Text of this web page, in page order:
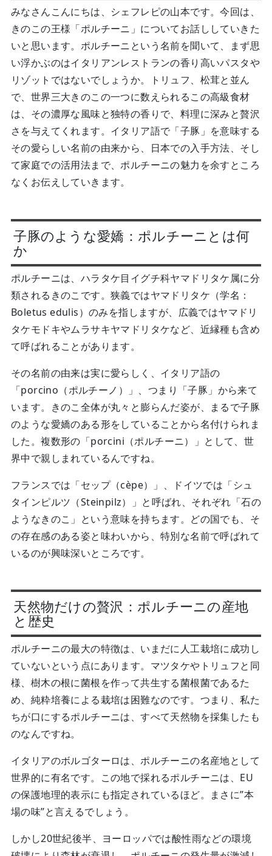
みなさんこんにちは、シェフレピの山本です。今回は、
きのこの王様「ポルチーニ」についてお話ししていきた
いと思います。ポルチーニという名前を聞いて、まず思
い浮かぶのはイタリアンレストランの香り高いパスタや
リゾットではないでしょうか。トリュフ、松茸と並ん
で、世界三大きのこの一つに数えられるこの高級食材
は、その濃厚な風味と独特の香りで、料理に深みと贅沢
さを与えてくれます。イタリア語で「子豚」を意味する
その愛らしい名前の由来から、日本での入手方法、そし
て家庭での活用法まで、ポルチーニの魅力を余すところ
なくお伝えしていきます。
子豚のような愛嬌：ポルチーニとは何
か
ポルチーニは、ハラタケ目イグチ科ヤマドリタケ属に分
類されるきのこです。狭義ではヤマドリタケ（学名：
Boletus edulis）のみを指しますが、広義ではヤマドリ
タケモドキやムラサキヤマドリタケなど、近縁種も含め
て呼ばれることがあります。
その名前の由来は実に愛らしく、イタリア語の
「porcino（ポルチーノ）」、つまり「子豚」から来て
います。きのこ全体が丸々と膨らんだ姿が、まるで子豚
のような愛嬌のある形をしていることから名付けられま
した。複数形の「porcini（ポルチーニ）」として、世
界中で親しまれているんですね。
フランスでは「セップ（cèpe）」、ドイツでは「シュ
タインピルツ（Steinpilz）」と呼ばれ、それぞれ「石の
ようなきのこ」という意味を持ちます。どの国でも、そ
の存在感のある姿と味わいから、特別な名前で呼ばれて
いるのが興味深いところです。
天然物だけの贅沢：ポルチーニの産地
と歴史
ポルチーニの最大の特徴は、いまだに人工栽培に成功し
ていないという点にあります。マツタケやトリュフと同
様、樹木の根に菌根を作って共生する菌根菌であるた
め、純粋培養による栽培は困難なのです。つまり、私た
ちが口にするポルチーニは、すべて天然物を採集したも
のなんですね。
イタリアのボルゴターロは、ポルチーニの名産地として
世界的に有名です。この地で採れるポルチーニは、EU
の保護地理的表示にも指定されているほど。まさに”本
場の味”と言えるでしょう。
しかし20世紀後半、ヨーロッパでは酸性雨などの環境